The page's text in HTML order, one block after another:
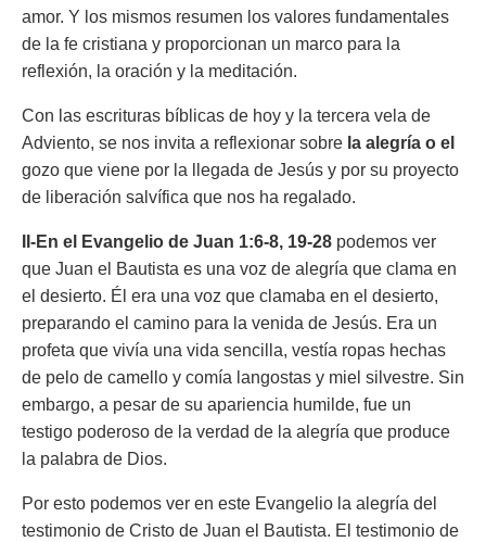
amor. Y los mismos resumen los valores fundamentales
de la fe cristiana y proporcionan un marco para la
reflexión, la oración y la meditación.
Con las escrituras bíblicas de hoy y la tercera vela de
Adviento, se nos invita a reflexionar sobre la alegría o el
gozo que viene por la llegada de Jesús y por su proyecto
de liberación salvífica que nos ha regalado.
II-En el Evangelio de Juan 1:6-8, 19-28 podemos ver
que Juan el Bautista es una voz de alegría que clama en
el desierto. Él era una voz que clamaba en el desierto,
preparando el camino para la venida de Jesús. Era un
profeta que vivía una vida sencilla, vestía ropas hechas
de pelo de camello y comía langostas y miel silvestre. Sin
embargo, a pesar de su apariencia humilde, fue un
testigo poderoso de la verdad de la alegría que produce
la palabra de Dios.
Por esto podemos ver en este Evangelio la alegría del
testimonio de Cristo de Juan el Bautista. El testimonio de